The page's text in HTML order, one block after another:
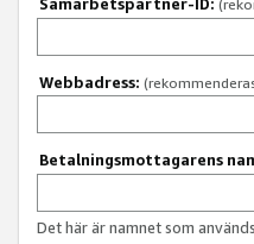
Webbadress:
Betalningsmottagarens
Det här är namnet som